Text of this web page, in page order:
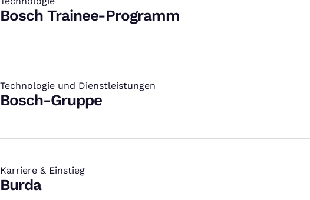
:
Bosch Trainee-Programm
Technologie und Dienstleistungen
:
Bosch-Gruppe
Karriere & Einstieg
:
Burda